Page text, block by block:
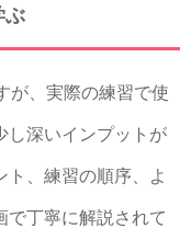
ぶ
が、実際の練習で使
し深いインプットが
ト、練習の順序、よ
で丁寧に解説されて